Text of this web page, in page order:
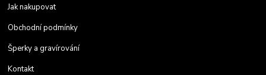
Jak nakupovat
Obchodní podmínky
Šperky a gravírování
Kontakt